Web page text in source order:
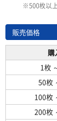
※500枚以
販売価格
購
1枚
50枚
100枚
200枚